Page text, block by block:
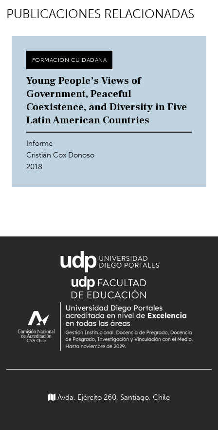
PUBLICACIONES RELACIONADAS
FORMACIÓN CUIDADANA
Young People’s Views of
Government, Peaceful
Coexistence, and Diversity in Five
Latin American Countries
Informe
Cristián Cox Donoso
2018
Avda. Ejército 260, Santiago, Chile